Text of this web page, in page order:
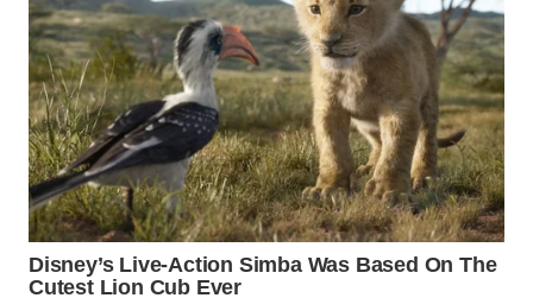
WN
NATUNA
WN
BINTAN
WN
MANDALIKA
WN